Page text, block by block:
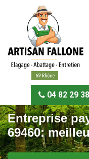
04 82 29
Entreprise
69460: